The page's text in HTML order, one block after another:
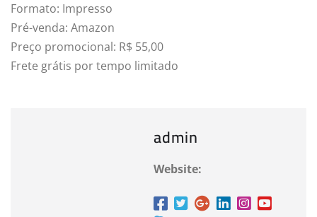
Formato: Impresso
Pré-venda: Amazon
Preço promocional: R$ 55,00
Frete grátis por tempo limitado
admin
Website: